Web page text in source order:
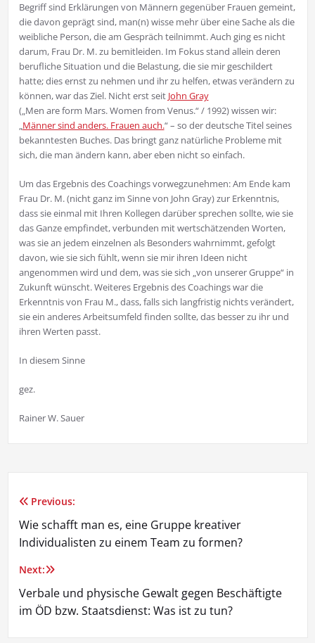
Begriff sind Erklärungen von Männern gegenüber Frauen gemeint,
die davon geprägt sind, man(n) wisse mehr über eine Sache als die
weibliche Person, die am Gespräch teilnimmt. Auch ging es nicht
darum, Frau Dr. M. zu bemitleiden. Im Fokus stand allein deren
berufliche Situation und die Belastung, die sie mir geschildert
hatte; dies ernst zu nehmen und ihr zu helfen, etwas verändern zu
können, war das Ziel. Nicht erst seit John Gray
(„Men are form Mars. Women from Venus.“ / 1992) wissen wir:
„Männer sind anders. Frauen auch.“ – so der deutsche Titel seines
bekanntesten Buches. Das bringt ganz natürliche Probleme mit
sich, die man ändern kann, aber eben nicht so einfach.
Um das Ergebnis des Coachings vorwegzunehmen: Am Ende kam
Frau Dr. M. (nicht ganz im Sinne von John Gray) zur Erkenntnis,
dass sie einmal mit Ihren Kollegen darüber sprechen sollte, wie sie
das Ganze empfindet, verbunden mit wertschätzenden Worten,
was sie an jedem einzelnen als Besonders wahrnimmt, gefolgt
davon, wie sie sich fühlt, wenn sie mir ihren Ideen nicht
angenommen wird und dem, was sie sich „von unserer Gruppe“ in
Zukunft wünscht. Weiteres Ergebnis des Coachings war die
Erkenntnis von Frau M., dass, falls sich langfristig nichts verändert,
sie ein anderes Arbeitsumfeld finden sollte, das besser zu ihr und
ihren Werten passt.
In diesem Sinne
gez.
Rainer W. Sauer
Beitragsnavigation
Previous:
Wie schafft man es, eine Gruppe kreativer
Individualisten zu einem Team zu formen?
Next:
Verbale und physische Gewalt gegen Beschäftigte
im ÖD bzw. Staatsdienst: Was ist zu tun?